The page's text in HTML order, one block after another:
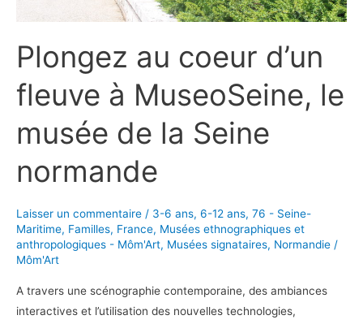
Plongez au coeur d’un
fleuve à MuseoSeine, le
musée de la Seine
normande
Laisser un commentaire / 3-6 ans, 6-12 ans, 76 - Seine-
Maritime, Familles, France, Musées ethnographiques et
anthropologiques - Môm'Art, Musées signataires, Normandie /
Môm'Art
A travers une scénographie contemporaine, des ambiances
interactives et l’utilisation des nouvelles technologies,